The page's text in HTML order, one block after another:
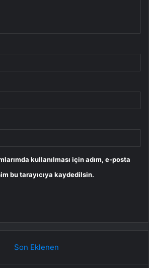
kullanılması için adım, e-posta
bu tarayıcıya kaydedilsin.
Son Eklenen